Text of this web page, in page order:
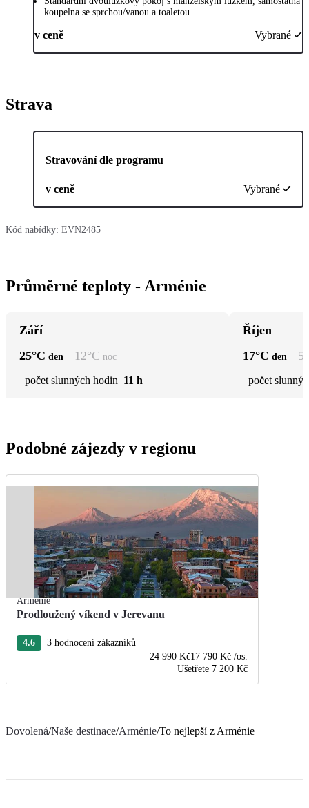
koupelna se sprchou/vanou a toaletou.
v ceně Vybrané
Strava
Stravování dle programu
v ceně Vybrané
Kód nabídky: EVN2485
Průměrné teploty - Arménie
Září
25°C den 12°C noc
počet slunných hodin 11 h
Říjen
17°C den 5
počet
Podobné zájezdy v regionu
Arménie
Prodloužený víkend v Jerevanu
4.6
3 hodnocení zákazníků
24 990 Kč17 790 Kč /os.
Ušetřete 7 200 Kč
Dovolená/Naše destinace/Arménie/To nejlepší z Arménie